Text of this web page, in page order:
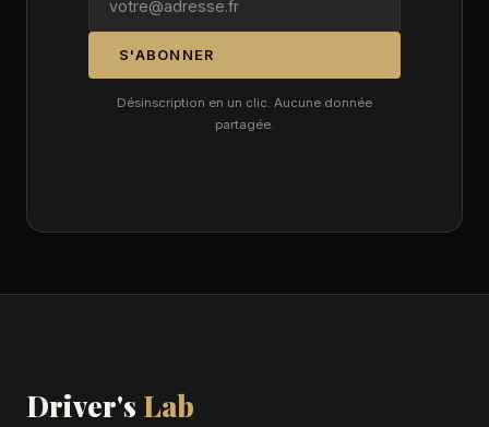
S'ABONNER
Désinscription en un clic. Aucune donnée
partagée.
Driver's Lab